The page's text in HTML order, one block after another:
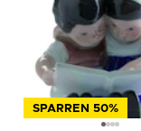
SPARREN 50%